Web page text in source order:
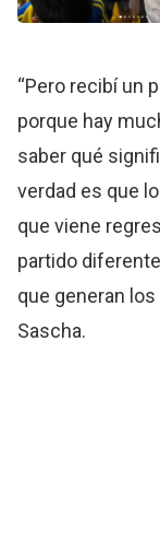
“Pero recibí un
porque hay
saber qué
verdad es que
que viene
partido
que generan
Sascha.